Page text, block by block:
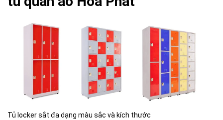
Tủ locker sắt đa dạng màu sắc và kích thước